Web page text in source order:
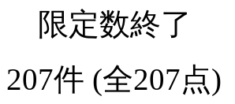
限定数終了
207件 (全207点)